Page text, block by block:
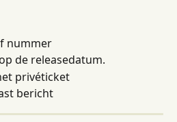
nummer
de releasedatum.
privéticket
bericht